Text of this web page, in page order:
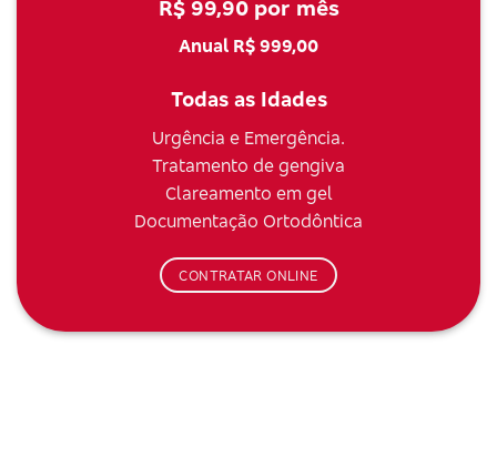
R$ 99,90 por mês
Anual R$ 999,00
Todas as Idades
Urgência e Emergência.
Tratamento de gengiva
Clareamento em gel
Documentação Ortodôntica
CONTRATAR ONLINE